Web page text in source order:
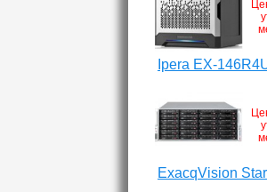
Ipera EX-
ExacqVision